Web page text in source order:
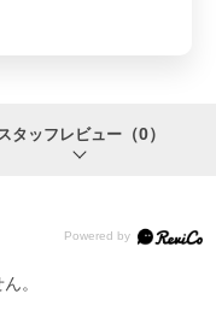
タッフレビュー （0）
。